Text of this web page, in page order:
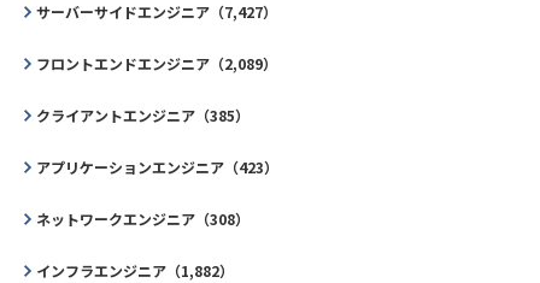
サーバーサイドエンジニア（7,427）
フロントエンドエンジニア（2,089）
クライアントエンジニア（385）
アプリケーションエンジニア（423）
ネットワークエンジニア（308）
インフラエンジニア（1,882）